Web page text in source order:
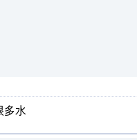
多水